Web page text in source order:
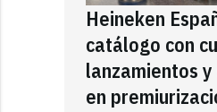
Heineken
catálogo con
lanzamientos
en